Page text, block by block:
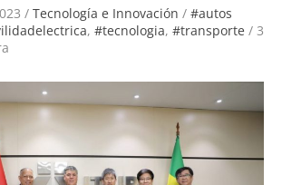
/ Tecnología e Innovación / #autos
, #tecnologia, #transporte / 3